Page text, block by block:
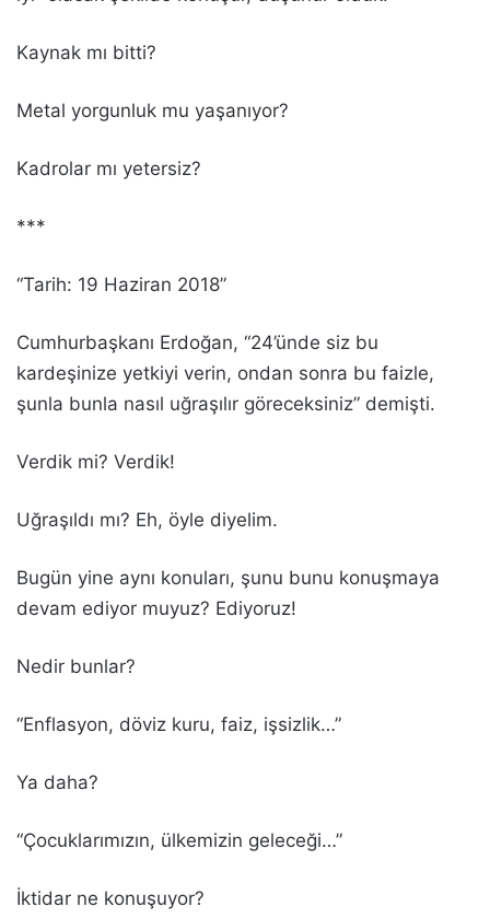
Kaynak mı bitti?
Metal yorgunluk mu yaşanıyor?
Kadrolar mı yetersiz?
***
“Tarih: 19 Haziran 2018”
Cumhurbaşkanı Erdoğan, “24’ünde siz bu
kardeşinize yetkiyi verin, ondan sonra bu faizle,
şunla bunla nasıl uğraşılır göreceksiniz” demişti.
Verdik mi? Verdik!
Uğraşıldı mı? Eh, öyle diyelim.
Bugün yine aynı konuları, şunu bunu konuşmaya
devam ediyor muyuz? Ediyoruz!
Nedir bunlar?
“Enflasyon, döviz kuru, faiz, işsizlik…”
Ya daha?
“Çocuklarımızın, ülkemizin geleceği…”
İktidar ne konuşuyor?